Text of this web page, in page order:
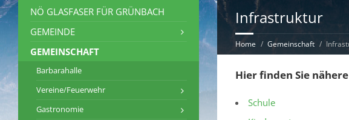
Infrastruktur
Home Gemeinschaft
Hier finden Sie
Schule
NÖ GLASFASER FÜR GRÜNBACH
GEMEINDE
GEMEINSCHAFT
Barbarahalle
Vereine/Feuerwehr
Gastronomie